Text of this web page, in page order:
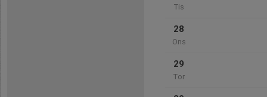
Tis
28
Ons
29
Tor